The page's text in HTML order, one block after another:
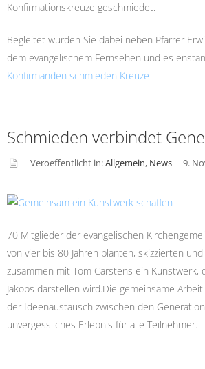
Konfirmationskreuze geschmiedet.
Begleitet wurden Sie dabei neben Pfarrer
dem evangelischem Fernsehen und es
Konfirmanden schmieden Kreuze
Schmieden verbindet
e
Veroeffentlicht in:Allgemein, News 9.
70 Mitglieder der evangelischen
von vier bis 80 Jahren planten, skizzierten
zusammen mit Tom Carstens ein Kunstwerk,
Jakobs darstellen wird.Die gemeinsame
der Ideenaustausch zwischen den
unvergessliches Erlebnis für alle Teilnehmer.